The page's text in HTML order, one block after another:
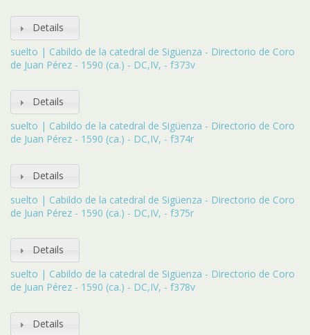
Details
suelto | Cabildo de la catedral de Sigüenza - Directorio de Coro
de Juan Pérez - 1590 (ca.) - DC,IV, - f373v
Details
suelto | Cabildo de la catedral de Sigüenza - Directorio de Coro
de Juan Pérez - 1590 (ca.) - DC,IV, - f374r
Details
suelto | Cabildo de la catedral de Sigüenza - Directorio de Coro
de Juan Pérez - 1590 (ca.) - DC,IV, - f375r
Details
suelto | Cabildo de la catedral de Sigüenza - Directorio de Coro
de Juan Pérez - 1590 (ca.) - DC,IV, - f378v
Details